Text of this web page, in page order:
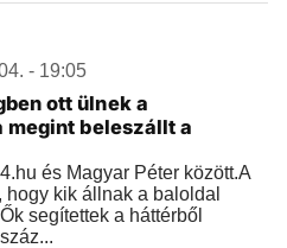
- 19:05
ott ülnek a
beleszállt a
és Magyar Péter között.A
kik állnak a baloldal
segítettek a háttérből